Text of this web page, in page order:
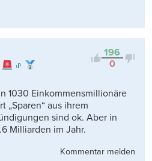
196
0
1030 Einkommensmillionäre
„Sparen“ aus ihrem
sind ok. Aber in
Milliarden im Jahr.
Kommentar melden